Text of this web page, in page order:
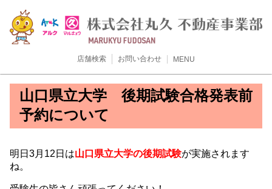
店舗検索 お問い合わせ MENU
山口県立大学 後期試験合格発表前
予約について
明日3月12日は山口県立大学の後期試験が実施されます
ね。